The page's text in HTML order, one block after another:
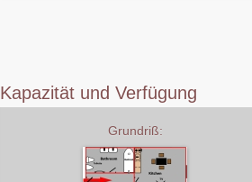
Kapazität und Verfügung
Grundriß: